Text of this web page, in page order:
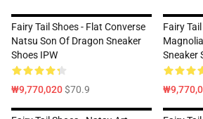
Fairy Tail Shoes - Flat Converse
Natsu Son Of Dragon Sneaker
Shoes IPW
₩9,770,020$70.9
Fairy
Sneaker